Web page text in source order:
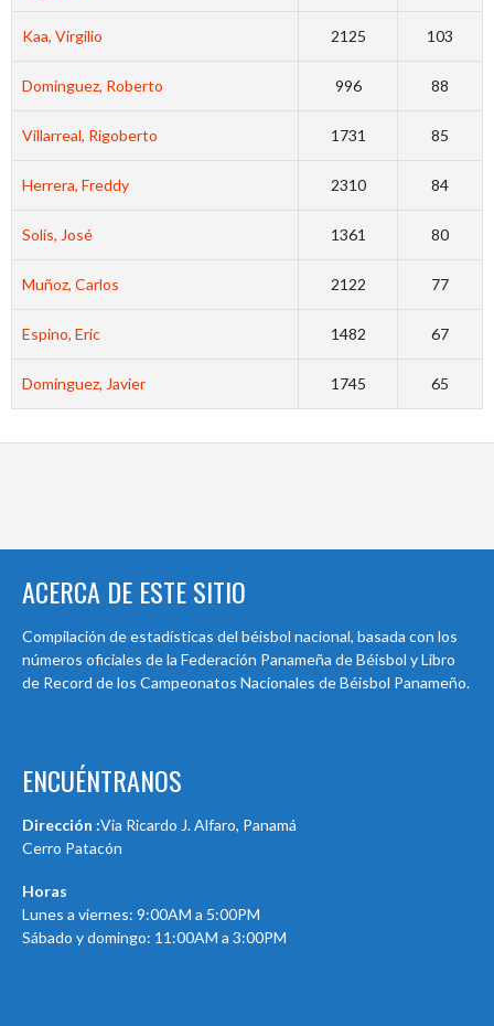
Kaa, Virgilio 2125 103
Dominguez, Roberto 996 88
Villarreal, Rigoberto 1731 85
Herrera, Freddy 2310 84
Solís, José 1361 80
Muñoz, Carlos 2122 77
Espino, Eric 1482 67
Domínguez, Javier 1745 65
ACERCA DE ESTE SITIO
Compilación de estadísticas del béisbol nacional, basada con los
números oficiales de la Federación Panameña de Béisbol y Libro
de Record de los Campeonatos Nacionales de Béisbol Panameño.
ENCUÉNTRANOS
Dirección :Via Ricardo J. Alfaro, Panamá
Cerro Patacón
Horas
Lunes a viernes: 9:00AM a 5:00PM
Sábado y domingo: 11:00AM a 3:00PM